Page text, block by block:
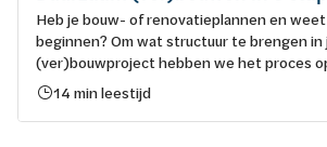
Heb je bouw- of renovatieplannen en
beginnen? Om wat structuur te brengen in
(ver)bouwproject hebben we het proces
14 min leestijd